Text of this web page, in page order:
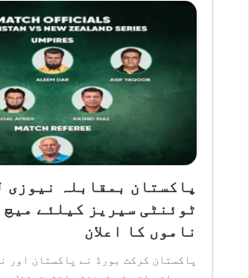
پاکستان بمقابلہ نیوزی
ٹوئنٹی سیریز کیلئے
ناموں کا اعلان
پاکستان کرکٹ بورڈ نے پاکستان اور